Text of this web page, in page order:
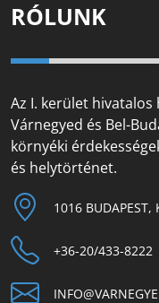
RÓLUNK
Az I. kerület
Várnegyed és Bel-
környéki
és helytörténet.
1016 BUDAPEST,
+36-20/433-8222